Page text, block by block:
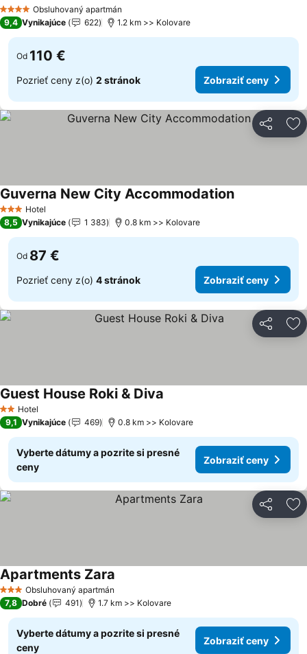
4 Počet hviezdičiek
Obsluhovaný apartmán
9,4 Vynikajúce 622 1.2 km >> Kolovare
Od 110 €
Pozrieť ceny z(o) 2 stránok Zobraziť ceny
Zdieľať
3 Počet hviezdičiek
Hotel
Guverna New City AccommodationZobraziť ceny
8,5 Vynikajúce 1 383 0.8 km >> Kolovare
Od 87 €
Pozrieť ceny z(o) 4 stránok Zobraziť ceny
Zdieľať
2 Počet hviezdičiek
Hotel
Guest House Roki & Diva
9,1 Vynikajúce 469 0.8 km >> Kolovare
Vyberte dátumy a pozrite si presné
ceny
Zobraziť ceny
Zdieľať
3 Počet hviezdičiek
Obsluhovaný apartmán
Apartments Zara
7,8 Dobré 491 1.7 km >> Kolovare
Vyberte dátumy a pozrite si presné
ceny
Zobraziť ceny